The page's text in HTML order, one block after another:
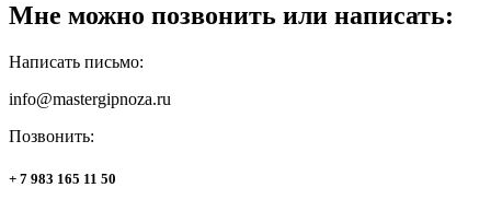
Мне можно позвонить или написать:
Написать письмо:
info@mastergipnoza.ru
Позвонить:
+ 7 983 165 11 50